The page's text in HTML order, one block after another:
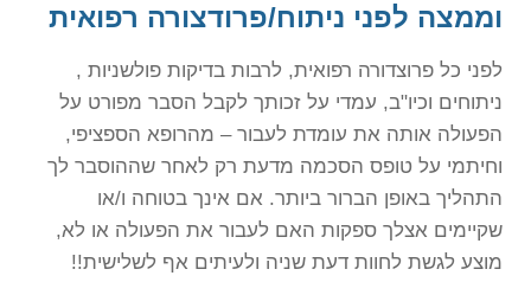
וממצה לפני ניתוח/פרודצורה רפואית
לפני כל פרוצדורה רפואית, לרבות בדיקות פולשניות ,
ניתוחים וכיו"ב, עמדי על זכותך לקבל הסבר מפורט על
הפעולה אותה את עומדת לעבור – מהרופא הספציפי,
וחיתמי על טופס הסכמה מדעת רק לאחר שההוסבר לך
התהליך באופן הברור ביותר. אם אינך בטוחה ו/או
שקיימים אצלך ספקות האם לעבור את הפעולה או לא,
מוצע לגשת לחוות דעת שניה ולעיתים אף לשלישית!!